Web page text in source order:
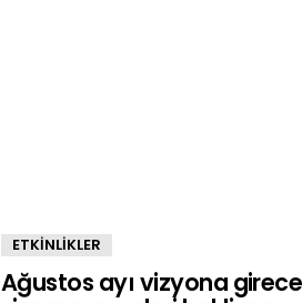
ETKİNLİKLER
Ağustos ayı vizyona